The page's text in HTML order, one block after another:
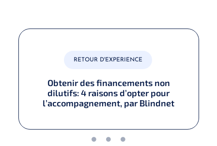
RETOUR D'EXPERIENCE
Obtenir des financements non
dilutifs: 4 raisons d’opter pour
l’accompagnement, par Blindnet